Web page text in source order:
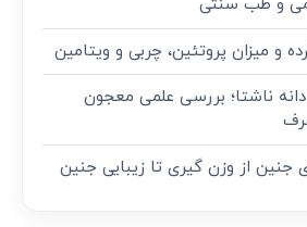
و میزان پروتئین، چربی و ویتامین
ناشتا؛ بررسی علمی معجون
جنین از وزن گیری تا زیبایی جنین